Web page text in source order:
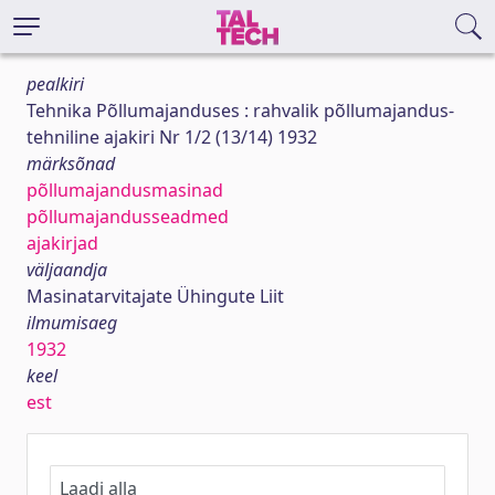
pealkiri
Tehnika Põllumajanduses : rahvalik põllumajandus-
tehniline ajakiri Nr 1/2 (13/14) 1932
märksõnad
põllumajandusmasinad
põllumajandusseadmed
ajakirjad
väljaandja
Masinatarvitajate Ühingute Liit
ilmumisaeg
1932
keel
est
Laadi alla